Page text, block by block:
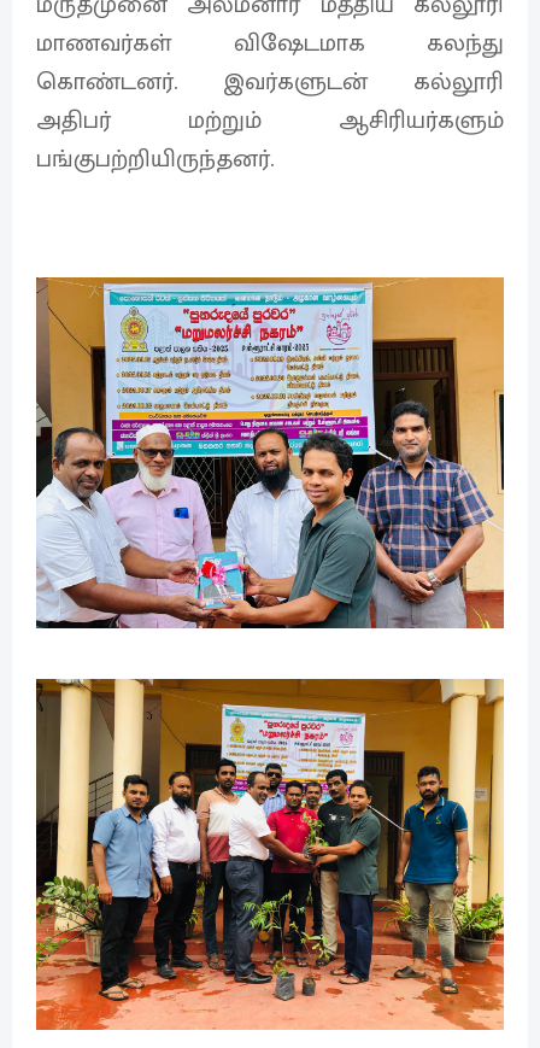
மாணவர்கள் விஷேடமாக கலந்து
கொண்டனர். இவர்களுடன் கல்லூரி
அதிபர் மற்றும் ஆசிரியர்களும்
பங்குபற்றியிருந்தனர்.